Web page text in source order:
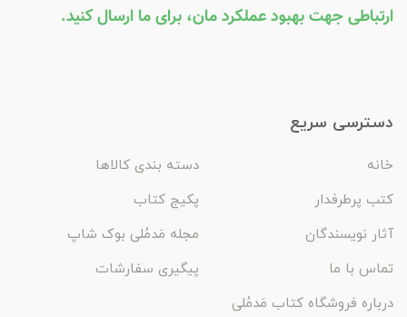
ارتباطی جهت بهبود عملکرد مان، برای ما ارسال کنید.
دسترسی سریع
خانه
دسته بندی کالاها
کتب پرطرفدار
پکیج کتاب
آثار نویسندگان
مجله مَدمُلی بوک شاپ
تماس با ما
پیگیری سفارشات
درباره فروشگاه کتاب مَدمُلی